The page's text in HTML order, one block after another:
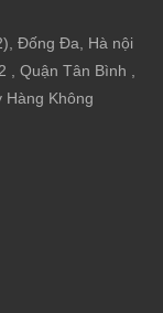
Đống Đa, Hà nội
Quận Tân Bình ,
Hàng Không